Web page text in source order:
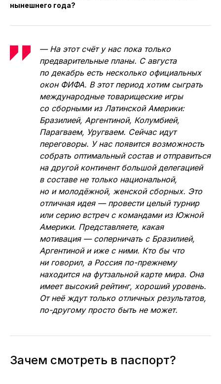
нынешнего года?
— На этот счёт у нас пока только
предварительные планы. С августа
по декабрь есть несколько официальных
окон ФИФА. В этот период хотим сыграть
международные товарищеские игры
со сборными из Латинской Америки:
Бразилией, Аргентиной, Колумбией,
Парагваем, Уругваем. Сейчас идут
переговоры. У нас появится возможность
собрать оптимальный состав и отправиться
на другой континент большой делегацией
в составе не только национальной,
но и молодёжной, женской сборных. Это
отличная идея — провести целый турнир
или серию встреч с командами из Южной
Америки. Представляете, какая
мотивация — соперничать с Бразилией,
Аргентиной и иже с ними. Кто бы что
ни говорил, а Россия по-прежнему
находится на футзальной карте мира. Она
имеет высокий рейтинг, хороший уровень.
От неё ждут только отличных результатов,
по-другому просто быть не может.
Зачем смотреть в паспорт?